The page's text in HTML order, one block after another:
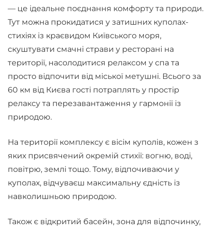
— це ідеальне поєднання комфорту та природи.
Тут можна прокидатися у затишних куполах-
стихіях із краєвидом Київського моря,
скуштувати смачні страви у ресторані на
території, насолодитися релаксом у спа та
просто відпочити від міської метушні. Всього за
60 км від Києва гості потраплять у простір
релаксу та перезавантаження у гармонії із
природою.
На території комплексу є вісім куполів, кожен з
яких присвячений окремій стихії: вогню, воді,
повітрю, землі тощо. Тому, відпочиваючи у
куполах, відчуваєш максимальну єдність із
навколишньою природою.
Також є відкритий басейн, зона для відпочинку,